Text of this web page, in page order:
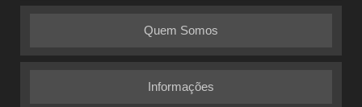
Quem Somos
Informações